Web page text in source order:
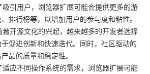
引用户，浏览器扩展可能会提供更多的游
排行榜等，以增加用户的参与度和粘性。
开源文化的兴起，越来越多的开发者选择
促进创新和快速迭代。同时，社区驱动的
品的质量和稳定性。
应不同操作系统的需求，浏览器扩展可能